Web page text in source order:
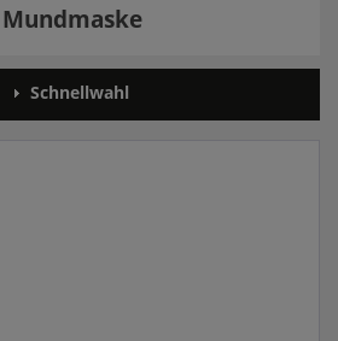
Mundmaske
Schnellwahl